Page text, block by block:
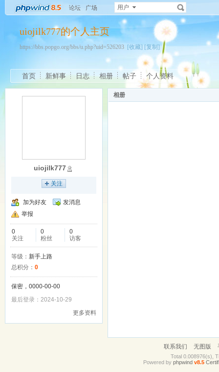
论坛 广场 用户
uiojilk777的个人主页
https://bbs.popgo.org/bbs/u.php?uid=526203 [收藏] [复制]
首页 新鲜事 日志 相册 帖子 个人资料
uiojilk777
关注
加为好友
发消息
举报
0
关注
0
粉丝
0
访客
等级： 新手上路
总积分： 0
保密，0000-00-00
最后登录：2024-10-29
更多资料
相册
联系我们 无图版
Total 0.008976(s),
Powered by phpwind v8.5